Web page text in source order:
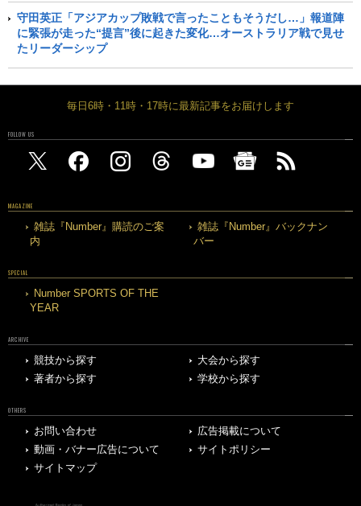
守田英正「アジアカップ敗戦で言ったこともそうだし…」報道陣
に緊張が走った“提言”後に起きた変化…オーストラリア戦で見せ
たリーダーシップ
毎日6時・11時・17時に最新記事をお届けします
FOLLOW US
MAGAZINE
雑誌『Number』購読のご案
内
雑誌『Number』バックナン
バー
SPECIAL
Number SPORTS OF THE
YEAR
ARCHIVE
競技から探す
大会から探す
著者から探す
学校から探す
OTHERS
お問い合わせ
広告掲載について
動画・バナー広告について
サイトポリシー
サイトマップ